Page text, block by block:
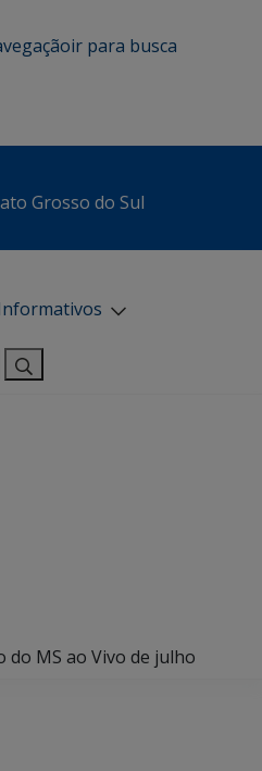
ir para busca
Grosso do Sul
do MS ao Vivo de julho